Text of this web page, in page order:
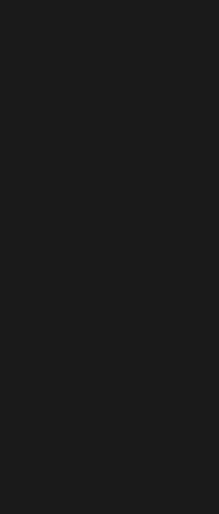
ngưng tụ)
nước)
đập cao)